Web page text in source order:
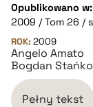
Opublikowano w:
2009 / Tom 26 /
ROK: 2009
Angelo Amato
Bogdan
Pełny tekst